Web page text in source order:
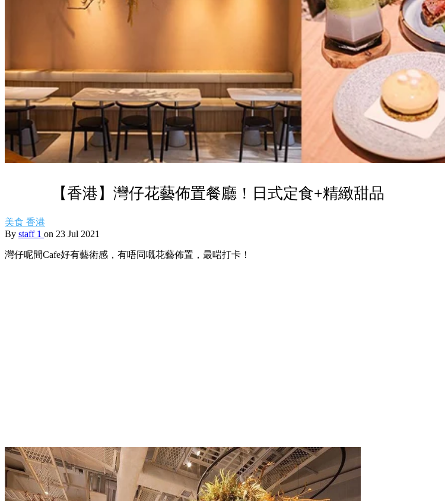
【香港】灣仔花藝佈置餐廳！日式定食+精緻甜品
美食 香港
By staff 1 on 23 Jul 2021
灣仔呢間Cafe好有藝術感，有唔同嘅花藝佈置，最啱打卡！